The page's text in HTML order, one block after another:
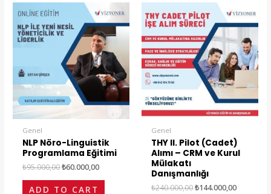
Genel
NLP Nöro-Linguistik
Programlama Eğitimi
₺95.000,00
Original
was:
₺95.000,00.
₺60.000,00
price
is:
₺60.000,00.
ADD TO CART
Genel
THY II. Pilot (Cadet)
Alımı – CRM ve Kurul
Mülakatı
Danışmanlığı
₺240.000,00
Original
price
was:
₺240.000,00.
₺144.000,00
price
is: